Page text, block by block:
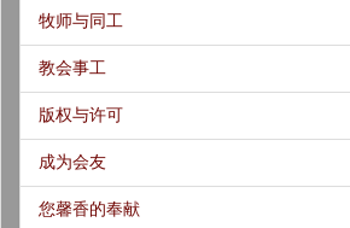
牧师与同工
教会事工
版权与许可
成为会友
您馨香的奉献